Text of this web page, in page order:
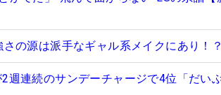
の源は派手なギャル系メイクにあり！
連続のサンデーチャージで4位「だい